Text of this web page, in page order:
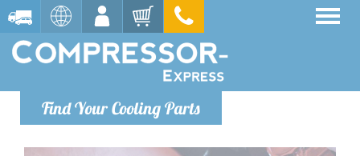
Find Your Cooling Parts